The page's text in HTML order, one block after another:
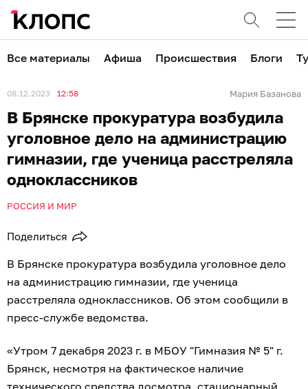
Все материалы Афиша Происшествия Блоги
08.12.2023 12:58 Мария Базанова
В Брянске прокуратура возбудила
уголовное дело на администрацию
гимназии, где ученица расстреляла
одноклассников
РОССИЯ И МИР
Поделиться
В Брянске прокуратура возбудила уголовное дело
на администрацию гимназии, где ученица
расстреляла одноклассников. Об этом сообщили в
пресс-службе ведомства.
«Утром 7 декабря 2023 г. в МБОУ "Гимназия № 5" г.
Брянск, несмотря на фактическое наличие
технического средства досмотра, стационарный